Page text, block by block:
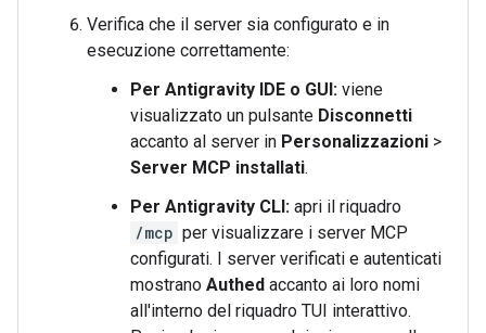
Verifica che il server sia configurato e in
esecuzione correttamente:
Per Antigravity IDE o GUI: viene
visualizzato un pulsante Disconnetti
accanto al server in Personalizzazioni >
Server MCP installati.
Per Antigravity CLI: apri il riquadro
/mcp per visualizzare i server MCP
configurati. I server verificati e autenticati
mostrano Authed accanto ai loro nomi
all'interno del riquadro TUI interattivo.